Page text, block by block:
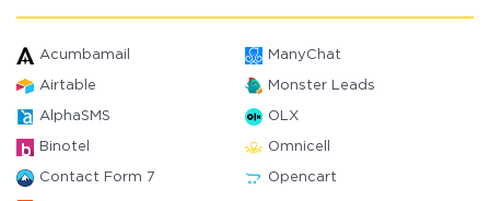
Acumbamail ManyChat
Airtable Monster Leads
AlphaSMS OLX
Binotel Omnicell
Contact Form 7 Opencart